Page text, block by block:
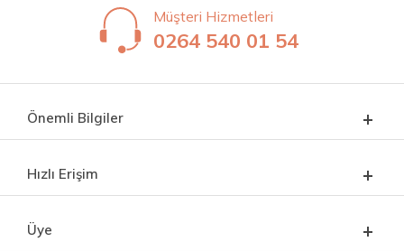
Müşteri Hizmetleri
0264 540 01 54
Önemli Bilgiler
Hızlı Erişim
Üye